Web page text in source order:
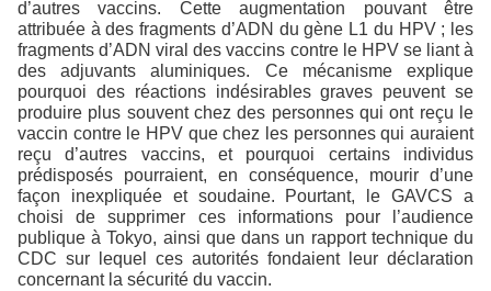
d’autres vaccins. Cette augmentation pouvant être
attribuée à des fragments d’ADN du gène L1 du HPV ; les
fragments d’ADN viral des vaccins contre le HPV se liant à
des adjuvants aluminiques. Ce mécanisme explique
pourquoi des réactions indésirables graves peuvent se
produire plus souvent chez des personnes qui ont reçu le
vaccin contre le HPV que chez les personnes qui auraient
reçu d’autres vaccins, et pourquoi certains individus
prédisposés pourraient, en conséquence, mourir d’une
façon inexpliquée et soudaine. Pourtant, le GAVCS a
choisi de supprimer ces informations pour l’audience
publique à Tokyo, ainsi que dans un rapport technique du
CDC sur lequel ces autorités fondaient leur déclaration
concernant la sécurité du vaccin.